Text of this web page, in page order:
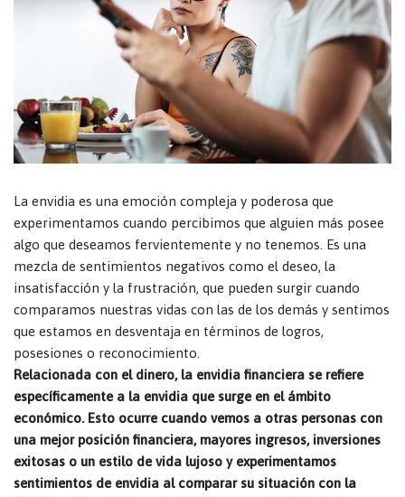
La envidia es una emoción compleja y poderosa que
experimentamos cuando percibimos que alguien más posee
algo que deseamos fervientemente y no tenemos. Es una
mezcla de sentimientos negativos como el deseo, la
insatisfacción y la frustración, que pueden surgir cuando
comparamos nuestras vidas con las de los demás y sentimos
que estamos en desventaja en términos de logros,
posesiones o reconocimiento.
Relacionada con el dinero, la envidia financiera se refiere
específicamente a la envidia que surge en el ámbito
económico. Esto ocurre cuando vemos a otras personas con
una mejor posición financiera, mayores ingresos, inversiones
exitosas o un estilo de vida lujoso y experimentamos
sentimientos de envidia al comparar su situación con la